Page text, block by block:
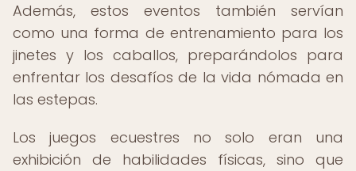
Además, estos eventos también servían
como una forma de entrenamiento para los
jinetes y los caballos, preparándolos para
enfrentar los desafíos de la vida nómada en
las estepas.
Los juegos ecuestres no solo eran una
exhibición de habilidades físicas, sino que